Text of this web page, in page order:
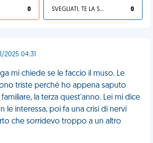
0 SVEGLIATI, TE LA SEI CERCATA! 0
2025 04:31
mi chiede se le faccio il muso. Le
triste perché ho appena saputo
la terza quest'anno. Lei mi dice
le interessa, poi fa una crisi di nervi
che sorridevo troppo a un altro